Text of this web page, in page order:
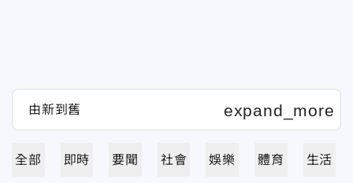
全部 即時 要聞 社會 娛樂 體育 生活